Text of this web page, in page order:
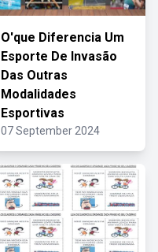
O'que Diferencia Um
Esporte De Invasão
Das Outras
Modalidades
Esportivas
07 September 2024